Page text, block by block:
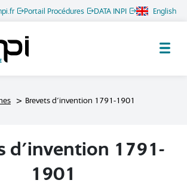
Portail Procédures DATA INPI English
Brevets d'invention 1791-1901
d'invention 1791-
1901